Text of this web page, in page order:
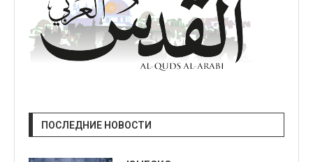
ПОСЛЕДНИЕ НОВОСТИ